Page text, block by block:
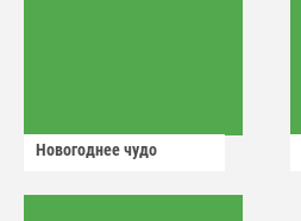
Новогоднее чудо